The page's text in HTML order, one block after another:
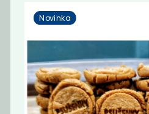
Novinka
Novinka